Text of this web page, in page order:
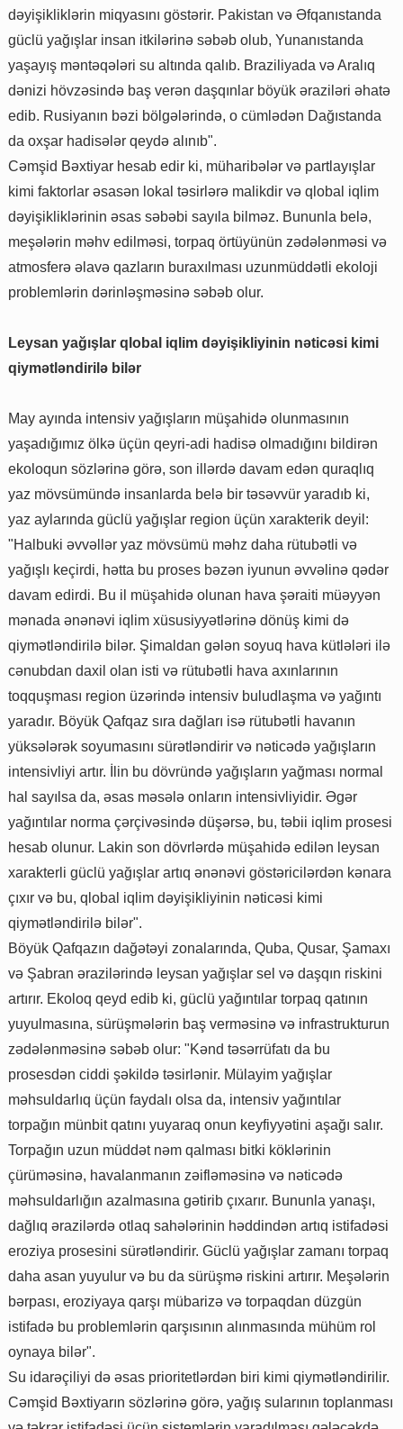
dəyişikliklərin miqyasını göstərir. Pakistan və Əfqanıstanda
güclü yağışlar insan itkilərinə səbəb olub, Yunanıstanda
yaşayış məntəqələri su altında qalıb. Braziliyada və Aralıq
dənizi hövzəsində baş verən daşqınlar böyük əraziləri əhatə
edib. Rusiyanın bəzi bölgələrində, o cümlədən Dağıstanda
da oxşar hadisələr qeydə alınıb".
Cəmşid Bəxtiyar hesab edir ki, müharibələr və partlayışlar
kimi faktorlar əsasən lokal təsirlərə malikdir və qlobal iqlim
dəyişikliklərinin əsas səbəbi sayıla bilməz. Bununla belə,
meşələrin məhv edilməsi, torpaq örtüyünün zədələnməsi və
atmosferə əlavə qazların buraxılması uzunmüddətli ekoloji
problemlərin dərinləşməsinə səbəb olur.
Leysan yağışlar qlobal iqlim dəyişikliyinin nəticəsi kimi
qiymətləndirilə bilər
May ayında intensiv yağışların müşahidə olunmasının
yaşadığımız ölkə üçün qeyri-adi hadisə olmadığını bildirən
ekoloqun sözlərinə görə, son illərdə davam edən quraqlıq
yaz mövsümündə insanlarda belə bir təsəvvür yaradıb ki,
yaz aylarında güclü yağışlar region üçün xarakterik deyil:
"Halbuki əvvəllər yaz mövsümü məhz daha rütubətli və
yağışlı keçirdi, hətta bu proses bəzən iyunun əvvəlinə qədər
davam edirdi. Bu il müşahidə olunan hava şəraiti müəyyən
mənada ənənəvi iqlim xüsusiyyətlərinə dönüş kimi də
qiymətləndirilə bilər. Şimaldan gələn soyuq hava kütlələri ilə
cənubdan daxil olan isti və rütubətli hava axınlarının
toqquşması region üzərində intensiv buludlaşma və yağıntı
yaradır. Böyük Qafqaz sıra dağları isə rütubətli havanın
yüksələrək soyumasını sürətləndirir və nəticədə yağışların
intensivliyi artır. İlin bu dövründə yağışların yağması normal
hal sayılsa da, əsas məsələ onların intensivliyidir. Əgər
yağıntılar norma çərçivəsində düşərsə, bu, təbii iqlim prosesi
hesab olunur. Lakin son dövrlərdə müşahidə edilən leysan
xarakterli güclü yağışlar artıq ənənəvi göstəricilərdən kənara
çıxır və bu, qlobal iqlim dəyişikliyinin nəticəsi kimi
qiymətləndirilə bilər".
Böyük Qafqazın dağətəyi zonalarında, Quba, Qusar, Şamaxı
və Şabran ərazilərində leysan yağışlar sel və daşqın riskini
artırır. Ekoloq qeyd edib ki, güclü yağıntılar torpaq qatının
yuyulmasına, sürüşmələrin baş verməsinə və infrastrukturun
zədələnməsinə səbəb olur: "Kənd təsərrüfatı da bu
prosesdən ciddi şəkildə təsirlənir. Mülayim yağışlar
məhsuldarlıq üçün faydalı olsa da, intensiv yağıntılar
torpağın münbit qatını yuyaraq onun keyfiyyətini aşağı salır.
Torpağın uzun müddət nəm qalması bitki köklərinin
çürüməsinə, havalanmanın zəifləməsinə və nəticədə
məhsuldarlığın azalmasına gətirib çıxarır. Bununla yanaşı,
dağlıq ərazilərdə otlaq sahələrinin həddindən artıq istifadəsi
eroziya prosesini sürətləndirir. Güclü yağışlar zamanı torpaq
daha asan yuyulur və bu da sürüşmə riskini artırır. Meşələrin
bərpası, eroziyaya qarşı mübarizə və torpaqdan düzgün
istifadə bu problemlərin qarşısının alınmasında mühüm rol
oynaya bilər".
Su idarəçiliyi də əsas prioritetlərdən biri kimi qiymətləndirilir.
Cəmşid Bəxtiyarın sözlərinə görə, yağış sularının toplanması